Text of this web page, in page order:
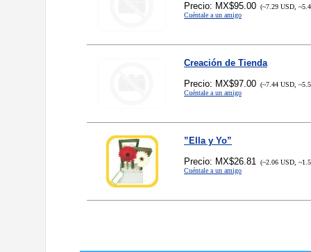
Precio: MX$95.00 (~7.29 USD,
Cuéntale a un amigo
Creación de Tienda
Precio: MX$97.00 (~7.44 USD,
Cuéntale a un amigo
”Ella y Yo”
Precio: MX$26.81 (~2.06 USD,
Cuéntale a un amigo